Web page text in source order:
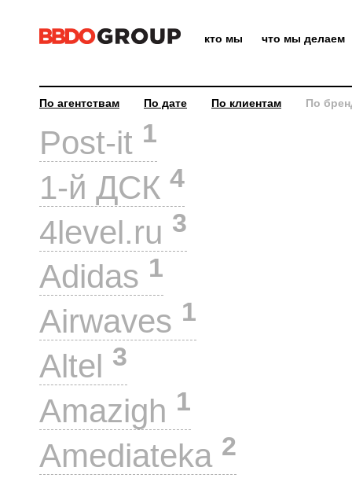
кто мы что мы делаем
По агентствам По дате По клиентам По
Post-it 1
1-й ДСК 4
4level.ru 3
Adidas 1
Airwaves 1
Altel 3
Amazigh 1
Amediateka 2